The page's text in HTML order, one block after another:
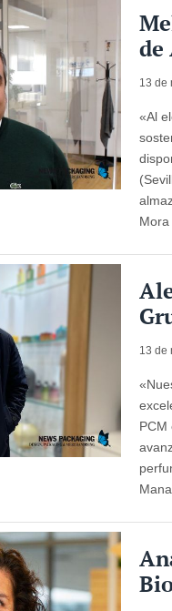
de
13 de
«Al
Mora
13 de
PCM